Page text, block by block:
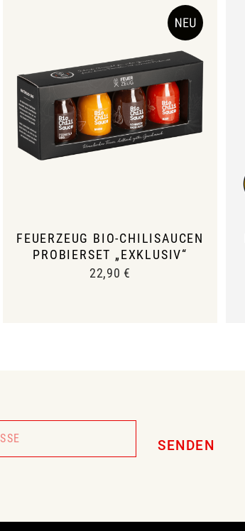
FEUERZEUG BIO-CHILISAUCEN
PROBIERSET „EXKLUSIV“
22,90 €
SENDEN